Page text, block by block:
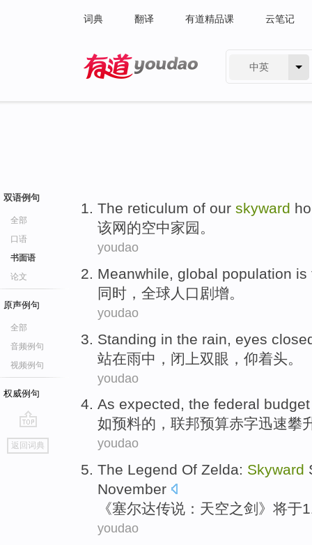
词典 翻译 有道精品课 云笔记
中英
双语例句
全部
口语
书面语
论文
原声例句
全部
音频例句
视频例句
权威例句
go
top
返回词典
The reticulum of our skyward
该网的空中家园 。
youdao
Meanwhile, global population is
同时 ， 全球 人口 剧增。
youdao
Standing in the rain eyes
站在雨中， 闭上双眼 ， 仰着头。
youdao
As expected, the federal budget
如预料的， 联邦预算赤字迅速攀
youdao
The Legend Of Zelda: Skyward
November
《塞尔达传说：天空之剑》将于
youdao